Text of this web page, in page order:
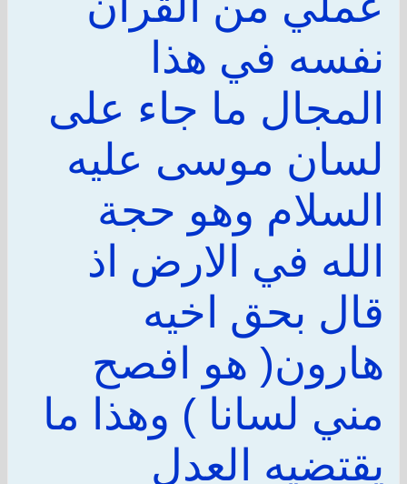
نفسه في هذا
المجال ما جاء على
لسان موسى عليه
السلام وهو حجة
الله في الارض اذ
قال بحق اخيه
هارون( هو افصح
مني لسانا ) وهذا ما
يقتضيه العدل